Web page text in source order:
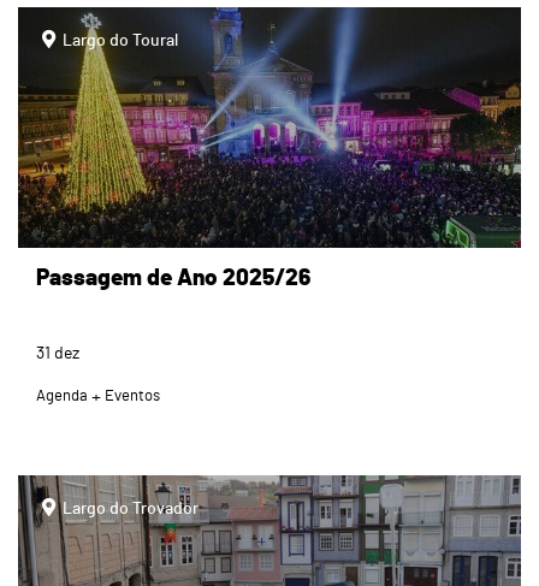
Largo do Toural
Passagem de Ano 2025/26
31 dez
Agenda Eventos
page
Largo do Trovador